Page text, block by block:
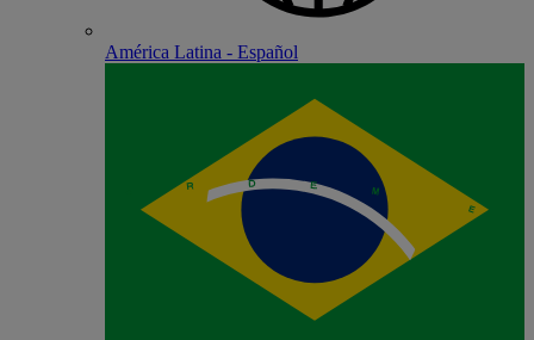
América Latina - Español